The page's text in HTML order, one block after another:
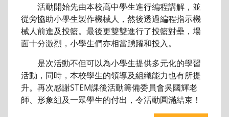
活動開始先由本校高中學生進行編程講解，並
從旁協助小學生製作機械人，然後透過編程指示機
械人前進及投籃。最後更雙雙進行了投籃對壘，場
面十分激烈，小學生們亦相當踴躍和投入。
是次活動不但可以為小學生提供多元化的學習
活動，同時，本校學生的領導及組織能力也有所提
升。再次感謝STEM課後活動籌備委員會吳國輝老
師、形象組及一眾學生的付出，令活動圓滿結束！